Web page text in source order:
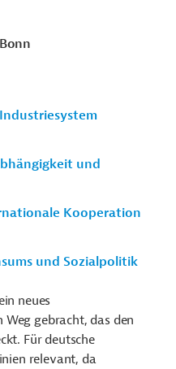
Bonn
und
Kooperation
und Sozialpolitik
neues
gebracht, das den
Für deutsche
relevant, da